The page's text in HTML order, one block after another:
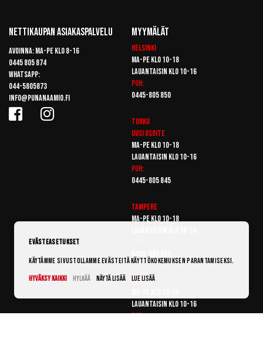
Nettikaupan Asiakaspalvelu
Avoinna: Ma-pe klo 8-16
0445 805 874
Whatsapp:
044-5805873
info@punanaamio.fi
Myymälät
Helsinki
Ma-pe klo 10-18
Lauantaisin klo 10-16
Puh:
0445-805 850
Turku
Uusi osoite
Ma-pe klo 10-18
Lauantaisin klo 10-16
Puh:
0445-805 845
Tampere
Ma-pe klo 10-18
Vantaa
Lauantaisin klo 10-16
Puh:
Evästeasetukset
Käytämme sivustollamme evästeitä käyttökokemuksen parantamiseksi.
Hyväksy kaikki
Hylkää Näytä lisää Lue lisää